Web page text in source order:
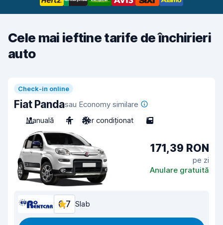
Cele mai ieftine tarife de închirieri
auto
Check-in online
Fiat Pandasau Economy similare
Manuală
4 Aer condiționat 5
171,39 RON
pe zi
Anulare gratuită
6,7 Slab